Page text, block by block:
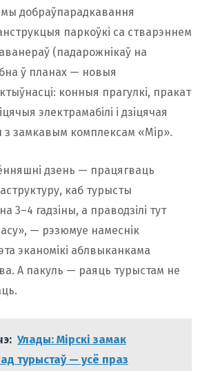
добраўпарадкавання
паркоўкі са стварэннем
(падарожнікаў на
ў планах — новыя
конныя прагулкі, пракат
электрамабілі і дзіцячая
з замкавым комплексам «Мір».
дзень — працягваць
каб турысты
3–4 гадзіны, а праводзілі тут
— рэзюмуе намеснік
эканомікі аблвыканкама
А пакуль — раяць турыстам не
Улады: Мірскі замак
турыстаў — усё праз